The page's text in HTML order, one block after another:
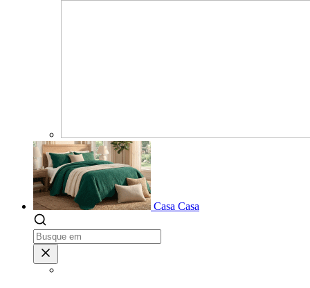
Casa Casa